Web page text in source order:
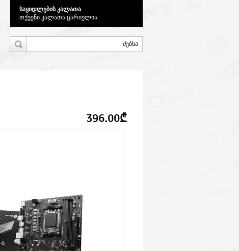
საყიდლების კალათა
თქვენი კალათა ცარიელია.
396.00₾